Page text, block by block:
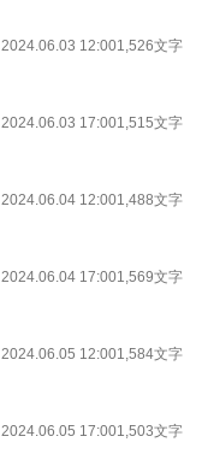
2024.06.03 12:001,526文字
2024.06.03 17:001,515文字
2024.06.04 12:001,488文字
2024.06.04 17:001,569文字
2024.06.05 12:001,584文字
2024.06.05 17:001,503文字